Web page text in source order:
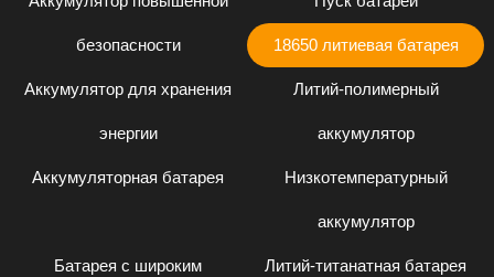
безопасности 18650 литиевая батарея
Аккумулятор для хранения
энергии
Литий-полимерный
аккумулятор
Аккумуляторная батарея Низкотемпературный
аккумулятор
Батарея с широким Литий-титанатная батарея